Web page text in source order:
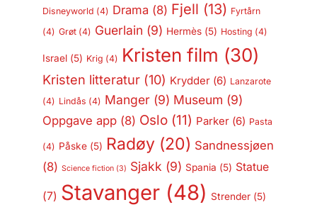
Disneyworld (4) Drama (8) Fjell (13) Fyrtårn
(4) Grøt(4) Guerlain (9) Hermès(5) Hosting (4)
Israel(5) Krig (4) Kristen film (30)
Kristen litteratur(10) Krydder(6) Lanzarote
(4) Lindås (4) Manger(9) Museum (9)
Oppgave app(8) Oslo(11) Parker(6) Pasta
(4) Påske(5) Radøy(20) Sandnessjøen
(8) Science fiction(3) Sjakk (9) Spania (5) Statue
(7) Stavanger(48) Strender(5)